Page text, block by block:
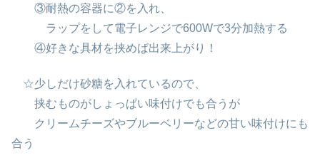
③耐熱の容器に②を入れ、
ラップをして電子レンジで600Wで3分加熱する
④好きな具材を挟めば出来上がり！
☆少しだけ砂糖を入れているので、
挟むものがしょっぱい味付けでも合うが
クリームチーズやブルーベリーなどの甘い味付けにも
合う